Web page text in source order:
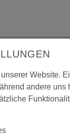
Website.
andere uns